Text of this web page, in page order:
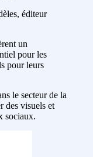
éditeur
un
pour les
pour leurs
le secteur de la
des visuels et
sociaux.